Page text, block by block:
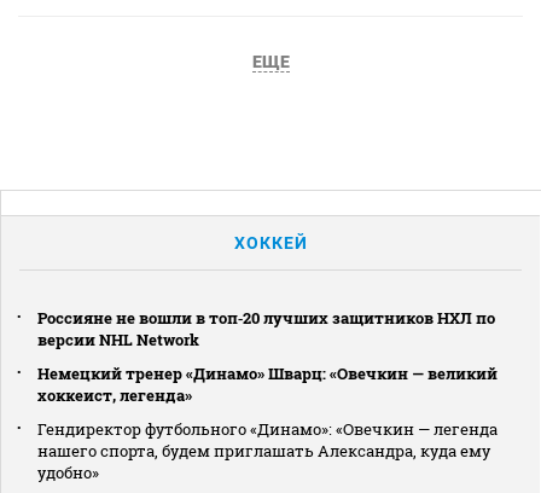
ЕЩЕ
ХОККЕЙ
Россияне не вошли в топ‑20 лучших защитников НХЛ по
версии NHL Network
Немецкий тренер «Динамо» Шварц: «Овечкин — великий
хоккеист, легенда»
Гендиректор футбольного «Динамо»: «Овечкин — легенда
нашего спорта, будем приглашать Александра, куда ему
удобно»